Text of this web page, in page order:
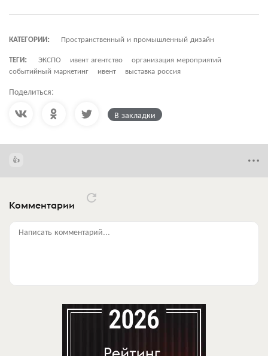
КАТЕГОРИИ:
Пространственный и промышленный дизайн
ТЕГИ:
ЭКСПО ивент агентство
организация мероприятий
событийный маркетинг
ивент выставка россия
Поделиться:
В закладки
Комментарии
Написать комментарий...